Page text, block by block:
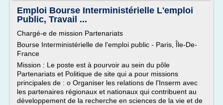
Emploi Bourse Interministérielle L'emploi
Public, Travail ...
Chargé-e de mission Partenariats
Bourse Interministérielle de l'emploi public - Paris, Île-De-
France
Mission : Le poste est à pourvoir au sein du pôle
Partenariats et Politique de site qui a pour missions
principales de : o Organiser les relations de l'Inserm avec
les partenaires régionaux et nationaux qui contribuent au
développement de la recherche en sciences de la vie et de